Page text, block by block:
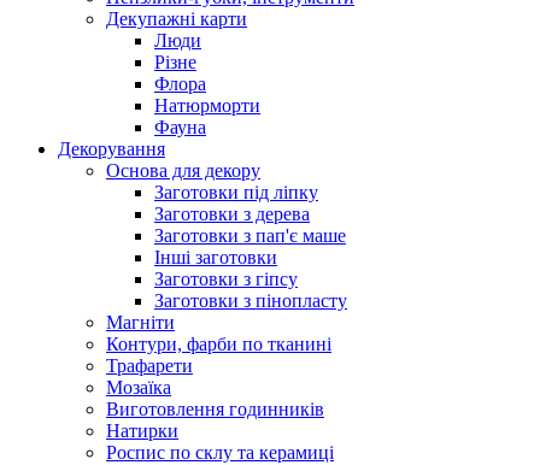
Декупажні карти
Люди
Різне
Флора
Натюрморти
Фауна
Декорування
Основа для декору
Заготовки під ліпку
Заготовки з дерева
Заготовки з пап'є маше
Інші заготовки
Заготовки з гіпсу
Заготовки з пінопласту
Магніти
Контури, фарби по тканині
Трафарети
Мозаїка
Виготовлення годинників
Натирки
Роспис по склу та керамиці